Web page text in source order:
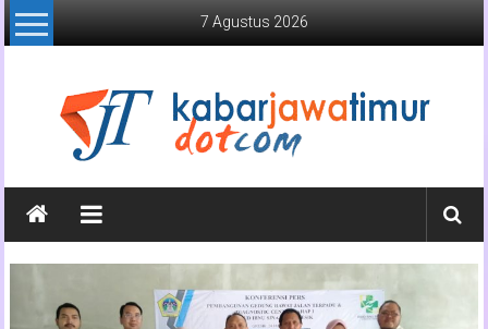
Lompat
ke
7 Agustus 2026
Kabar
Jawa
Timur